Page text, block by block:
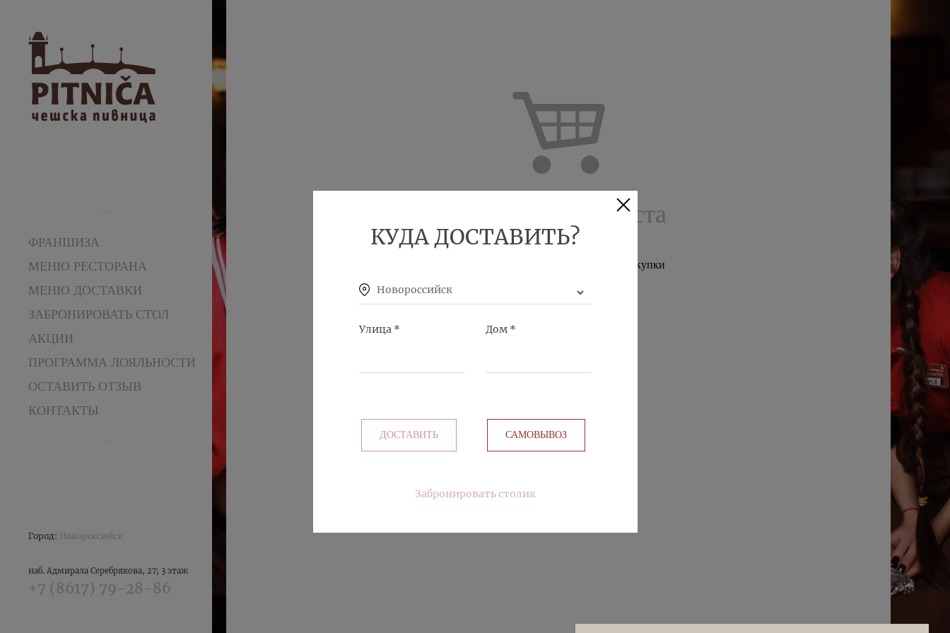
КУДА ДОСТАВИТЬ?
Новороссийск
Улица* Дом*
ДОСТАВИТЬ САМОВЫВОЗ
Забронировать столик
ФРАНШИЗА
МЕНЮ РЕСТОРАНА
МЕНЮ ДОСТАВКИ
ЗАБРОНИРОВАТЬ СТОЛ
АКЦИИ
ПРОГРАММА ЛОЯЛЬНОСТИ
ОСТАВИТЬ ОТЗЫВ
КОНТАКТЫ
Город: Новороссийск
наб. Адмирала Серебрякова, 27; 3 этаж
+7 (8617) 79-28-86
Ваша корзина пуста
, чтобы продолжить покупки